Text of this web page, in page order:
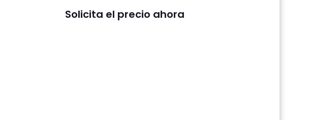
Solicita el precio ahora